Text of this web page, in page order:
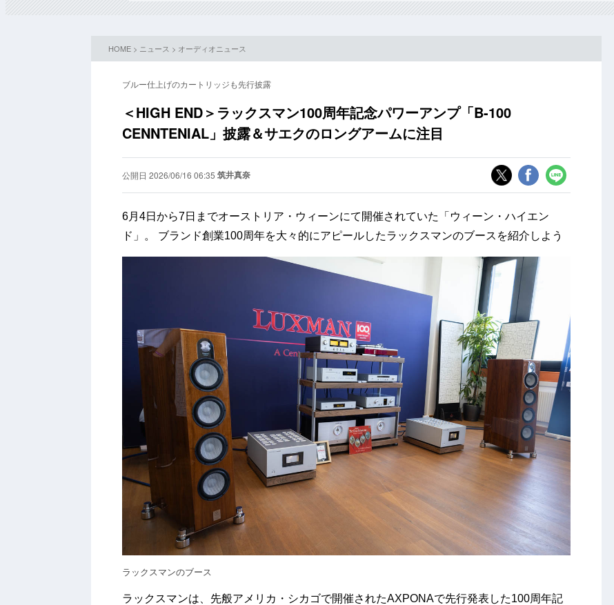
HOME > ニュース > オーディオニュース
ブルー仕上げのカートリッジも先行披露
＜HIGH END＞ラックスマン100周年記念パワーアンプ「B-100
CENNTENIAL」披露＆サエクのロングアームに注目
公開日 2026/06/16 06:35 筑井真奈
6月4日から7日までオーストリア・ウィーンにて開催されていた「ウィーン・ハイエン
ド」。
ブランド創業100周年を大々的にアピールしたラックスマンのブースを紹介しよう
ラックスマンのブース
ラックスマンは、先般アメリカ・シカゴで開催されたAXPONAで先行発表した100周年記